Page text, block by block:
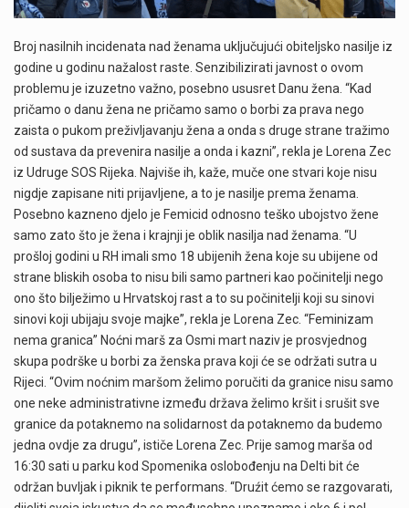
Broj nasilnih incidenata nad ženama uključujući obiteljsko nasilje iz
godine u godinu nažalost raste. Senzibilizirati javnost o ovom
problemu je izuzetno važno, posebno ususret Danu žena. “Kad
pričamo o danu žena ne pričamo samo o borbi za prava nego
zaista o pukom preživljavanju žena a onda s druge strane tražimo
od sustava da prevenira nasilje a onda i kazni”, rekla je Lorena Zec
iz Udruge SOS Rijeka. Najviše ih, kaže, muče one stvari koje nisu
nigdje zapisane niti prijavljene, a to je nasilje prema ženama.
Posebno kazneno djelo je Femicid odnosno teško ubojstvo žene
samo zato što je žena i krajnji je oblik nasilja nad ženama. “U
prošloj godini u RH imali smo 18 ubijenih žena koje su ubijene od
strane bliskih osoba to nisu bili samo partneri kao počinitelji nego
ono što bilježimo u Hrvatskoj rast a to su počinitelji koji su sinovi
sinovi koji ubijaju svoje majke”, rekla je Lorena Zec. “Feminizam
nema granica” Noćni marš za Osmi mart naziv je prosvjednog
skupa podrške u borbi za ženska prava koji će se održati sutra u
Rijeci. “Ovim noćnim maršom želimo poručiti da granice nisu samo
one neke administrativne između država želimo kršit i srušit sve
granice da potaknemo na solidarnost da potaknemo da budemo
jedna ovdje za drugu”, ističe Lorena Zec. Prije samog marša od
16:30 sati u parku kod Spomenika oslobođenju na Delti bit će
održan buvljak i piknik te performans. “Druźit ćemo se razgovarati,